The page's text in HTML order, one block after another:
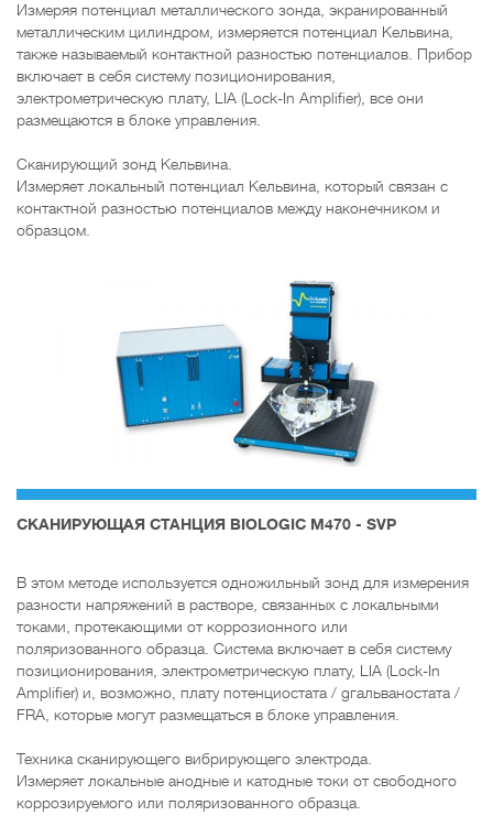
Измеряя потенциал металлического зонда, экранированный
металлическим цилиндром, измеряется потенциал Кельвина,
также называемый контактной разностью потенциалов. Прибор
включает в себя систему позиционирования,
электрометрическую плату, LIA (Lock-In Amplifier), все они
размещаются в блоке управления.
Сканирующий зонд Кельвина.
Измеряет локальный потенциал Кельвина, который связан с
контактной разностью потенциалов между наконечником и
образцом.
CКАНИРУЮЩАЯ СТАНЦИЯ BIOLOGIC M470 - SVP
В этом методе используется одножильный зонд для измерения
разности напряжений в растворе, связанных с локальными
токами, протекающими от коррозионного или
поляризованного образца. Система включает в себя систему
позиционирования, электрометрическую плату, LIA (Lock-In
Amplifier) и, возможно, плату потенциостата / gгальваностата /
FRA, которые могут размещаться в блоке управления.
Техника сканирующего вибрирующего электрода.
Измеряет локальные анодные и катодные токи от свободного
коррозируемого или поляризованного образца.